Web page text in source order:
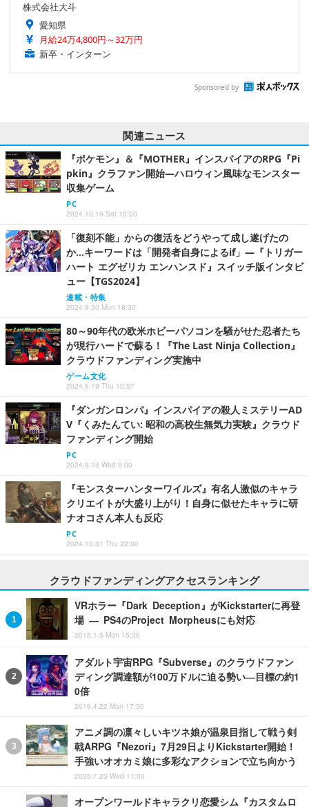
株式会社大斗
愛知県
月給24万4,800円～32万円
新卒・インターン
Sponsored by
関連ニュース
『ポケモン』＆『MOTHER』インスパイアのRPG『Pi
pkin』クラファン開始―ハロウィン風味なモンスター
収集ゲーム
PC
2024.10.19 Sat 10:00
「復刻不能」からの復活をどうやって成し遂げたの
か…キーワードは「開発者自身によるif」―『トリガー
ハート エグゼリカ エンハンスド』スイッチ版インタビ
ュー【TGS2024】
連載・特集
2024.9.30 Mon 18:30
80～90年代の欧米ホビーパソコンを騒がせた忍者たち
が現行ハードで蘇る！『The Last Ninja Collection』
クラウドファンディング実施中
ゲーム文化
2024.9.19 Thu 10:57
『ダンガンロンパ』インスパイアの殺人ミステリーAD
V『くみたんてい: 昭和の高校生無気力実験』クラウド
ファンディング開始
PC
2024.9.18 Wed 9:00
『モンスターハンターワイルズ』有名人激似のキャラ
クリエイトが大盛り上がり！自身に似せたキャラに研
ナオコさん本人も反応
PC
2024.10.31 Thu 22:00
クラウドファンディングアクセスランキング
VRホラー『Dark Deception』がKickstarterに再登
場 ― PS4のProject Morpheusにも対応
2015.1.5 Mon 15:36
アダルト宇宙RPG『Subverse』のクラウドファン
ディング調達額が100万ドルに迫る勢い―目標の約1
0倍
2019.4.22 Mon 17:30
アニメ調の凛々しいキツネ娘が温泉目指して戦う剣
戟ARPG『Nezori』7月29日よりKickstarter開始！
手強いオオカミ娘に多彩なアクションで立ち向かう
2025.7.23 Wed 11:00
オープンワールドキャラクリ恋愛シム『カスタムロ